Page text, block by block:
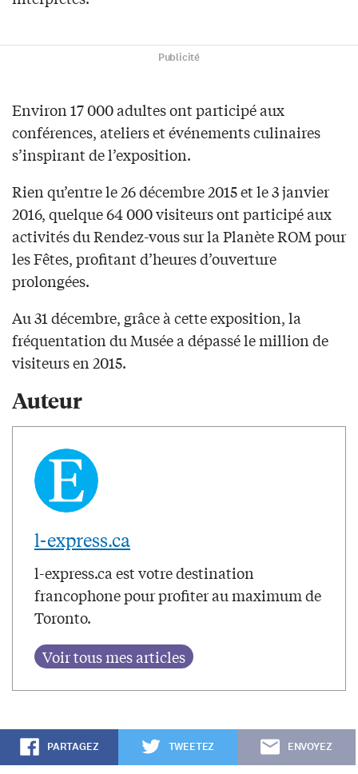
Publicité
Environ 17 000 adultes ont participé aux
conférences, ateliers et événements culinaires
s’inspirant de l’exposition.
Rien qu’entre le 26 décembre 2015 et le 3 janvier
2016, quelque 64 000 visiteurs ont participé aux
activités du Rendez-vous sur la Planète ROM pour
les Fêtes, profitant d’heures d’ouverture
prolongées.
Au 31 décembre, grâce à cette exposition, la
fréquentation du Musée a dépassé le million de
visiteurs en 2015.
Auteur
l-express.ca
l-express.ca est votre destination
francophone pour profiter au maximum de
Toronto.
PARTAGEZ TWEETEZ ENVOYEZ